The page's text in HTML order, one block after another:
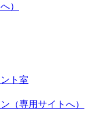
）
ト室
（専用サイトへ）